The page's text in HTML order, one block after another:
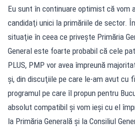
Eu sunt în continuare optimist că vom
candidaţi unici la primăriile de sector.
situaţie în ceea ce priveşte Primăria
General este foarte probabil că cele
PLUS, PMP vor avea împreună
şi, din discuţiile pe care le-am avut cu
programul pe care îl propun pentru
absolut compatibil şi vom ieşi cu el
la Primăria Generală şi la Consiliul